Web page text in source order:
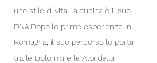
uno stile di vita: la cucina è il suo
DNA.Dopo le prime esperienze in
Romagna, il suo percorso lo porta
tra le Dolomiti e le Alpi della